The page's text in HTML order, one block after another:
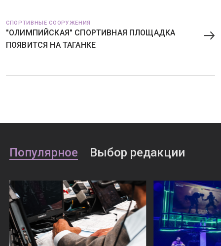
СПОРТИВНЫЕ СООРУЖЕНИЯ
"ОЛИМПИЙСКАЯ" СПОРТИВНАЯ ПЛОЩАДКА
ПОЯВИТСЯ НА ТАГАНКЕ
Популярное Выбор редакции